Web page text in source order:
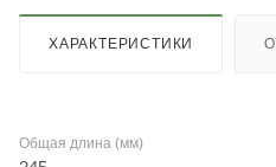
ХАРАКТЕРИСТИКИ
Общая длина (мм)